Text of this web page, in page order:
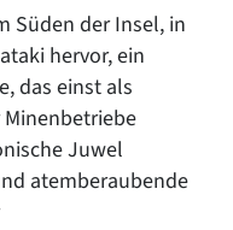
Süden der Insel, in
hervor, ein
das einst als
Juwel
atemberaubende